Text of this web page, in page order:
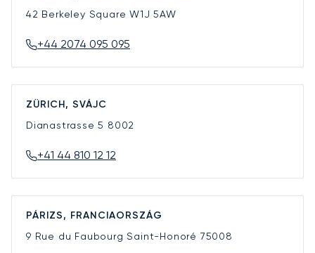
42 Berkeley SquareW1J 5AW
+44 2074 095 095
ZÜRICH, SVÁJC
Dianastrasse 5 8002
+41 44 810 12 12
PÁRIZS, FRANCIAORSZÁG
9 Rue du Faubourg Saint-Honoré 75008